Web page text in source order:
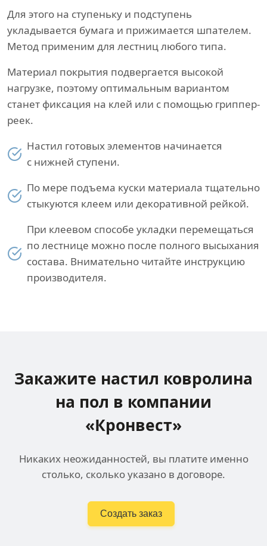
Для этого на ступеньку и подступень
укладывается бумага и прижимается шпателем.
Метод применим для лестниц любого типа.
Материал покрытия подвергается высокой
нагрузке, поэтому оптимальным вариантом
станет фиксация на клей или с помощью гриппер-
реек.
Настил готовых элементов начинается
с нижней ступени.
По мере подъема куски материала тщательно
стыкуются клеем или декоративной рейкой.
При клеевом способе укладки перемещаться
по лестнице можно после полного высыхания
состава. Внимательно читайте инструкцию
производителя.
Закажите настил ковролина
на пол в компании
«Кронвест»
Никаких неожиданностей, вы платите именно
столько, сколько указано в договоре.
Создать заказ